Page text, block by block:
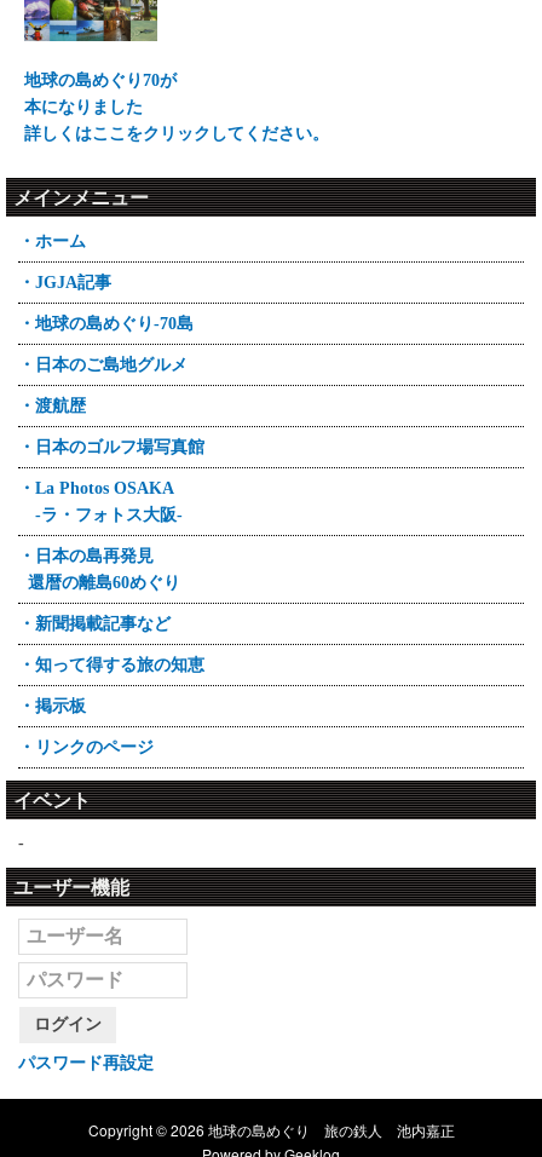
地球の島めぐり70が
本になりました
詳しくはここをクリックしてください。
メインメニュー
・ホーム
・JGJA記事
・地球の島めぐり-70島
・日本のご島地グルメ
・渡航歴
・日本のゴルフ場写真館
・La Photos OSAKA
-ラ・フォトス大阪-
・日本の島再発見
還暦の離島60めぐり
・新聞掲載記事など
・知って得する旅の知恵
・掲示板
・リンクのページ
イベント
-
ユーザー機能
ログイン
パスワード再設定
Copyright © 2026 地球の島めぐり 旅の鉄人 池内嘉正